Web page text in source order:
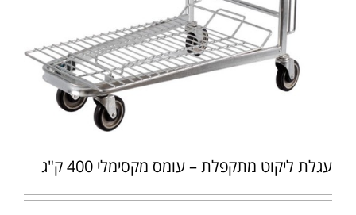
עגלת ליקוט מתקפלת – עומס מקסימלי 400 ק"ג